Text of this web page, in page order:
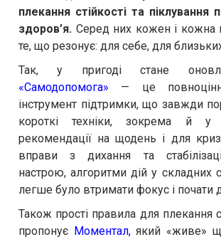
плекання стійкості та піклування
здоров’я. Серед них кожен і кожна
те, що резонує: для себе, для
Так, у пригоді стане
«Самодопомога»
— це
інструмент підтримки, що завжди
короткі техніки, зокрема й у
рекомендації на щодень і для
вправи з дихання та
настрою, алгоритми дій у складних
легше було втримати фокус і почати
Також прості правила для плекання
пропонує Моментал,який «живе»